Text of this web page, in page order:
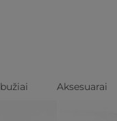
Aksesuarai